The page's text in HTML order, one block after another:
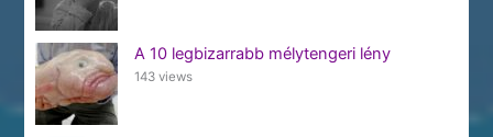
A 10 legbizarrabb mélytengeri lény
143 views